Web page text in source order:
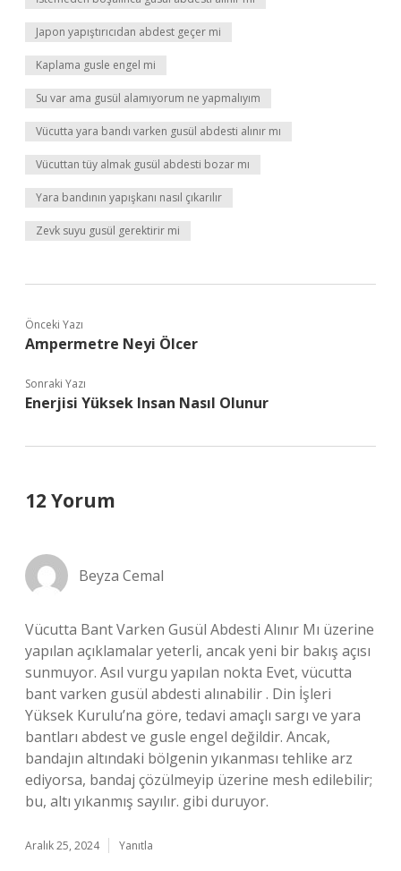
Japon yapıştırıcıdan abdest geçer mi
Kaplama gusle engel mi
Su var ama gusül alamıyorum ne yapmalıyım
Vücutta yara bandı varken gusül abdesti alınır mı
Vücuttan tüy almak gusül abdesti bozar mı
Yara bandının yapışkanı nasıl çıkarılır
Zevk suyu gusül gerektirir mi
Önceki Yazı
Ampermetre Neyi Ölcer
Sonraki Yazı
Enerjisi Yüksek Insan Nasıl Olunur
12 Yorum
Beyza Cemal
Vücutta Bant Varken Gusül Abdesti Alınır Mı üzerine
yapılan açıklamalar yeterli, ancak yeni bir bakış açısı
sunmuyor. Asıl vurgu yapılan nokta Evet, vücutta
bant varken gusül abdesti alınabilir . Din İşleri
Yüksek Kurulu’na göre, tedavi amaçlı sargı ve yara
bantları abdest ve gusle engel değildir. Ancak,
bandajın altındaki bölgenin yıkanması tehlike arz
ediyorsa, bandaj çözülmeyip üzerine mesh edilebilir;
bu, altı yıkanmış sayılır. gibi duruyor.
Aralık 25, 2024 Yanıtla